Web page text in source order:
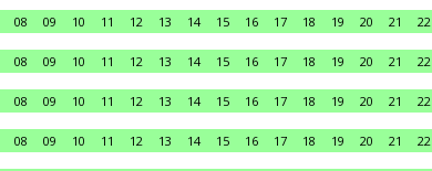
08 09 10 11 12 13 14 15 16 17 18 19 20 21 22
08 09 10 11 12 13 14 15 16 17 18 19 20 21 22
08 09 10 11 12 13 14 15 16 17 18 19 20 21 22
08 09 10 11 12 13 14 15 16 17 18 19 20 21 22